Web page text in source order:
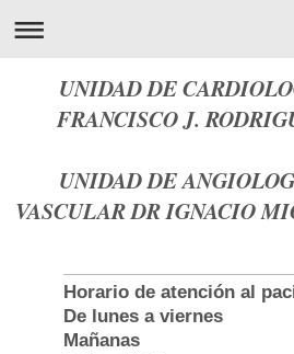
UNIDAD DE
FRANCISCO J.
UNIDAD DE
VASCULAR DR IGNACIO
Horario de atención al
De lunes a viernes
Mañanas